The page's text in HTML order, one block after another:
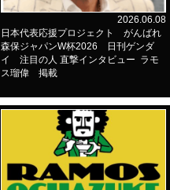
2026.06.08
日本代表応援プロジェクト がんばれ
森保ジャパンW杯2026 日刊ゲンダ
イ 注目の人 直撃インタビュー ラモ
ス瑠偉 掲載